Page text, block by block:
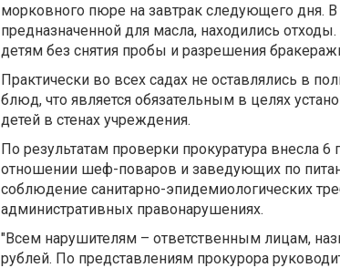
морковного пюре на завтрак следующего дня.
предназначенной для масла, находились
детям без снятия пробы и разрешения
Практически во всех садах не оставлялись в
блюд, что является обязательным в целях
детей в стенах учреждения.
По результатам проверки прокуратура внесла
отношении шеф-поваров и заведующих по
соблюдение санитарно-эпидемиологических
административных правонарушениях.
"Всем нарушителям – ответственным лицам,
рублей. По представлениям прокурора